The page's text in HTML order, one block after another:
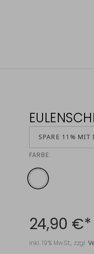
SPARE 11% MIT
FARBE:
24,90 €*
inkl. 19% MwSt., zzgl.